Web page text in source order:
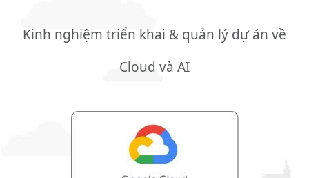
Kinh nghiệm triển khai & quản lý dự án về
Cloud và AI